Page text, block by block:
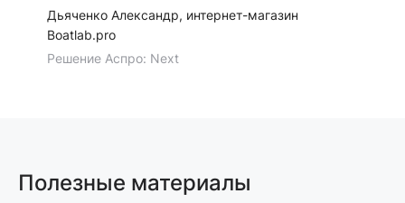
под килем!»
Дьяченко Александр, интернет-магазин
Boatlab.pro
Решение Аспро: Next
Полезные материалы